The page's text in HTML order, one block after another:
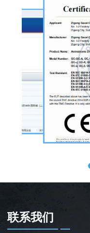
择、工序制作，
调试，形成全流
旅景区、科普展
庆活动等场景。
公司核心业务为
态展示、动态互
器恐龙结合机械
眨眼、张嘴吼叫
态效果，皮肤采
大型雕塑，覆盖
龙、翼龙等常见
场景摆放。
联系我们